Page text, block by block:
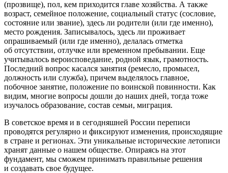
(прозвище), пол, кем приходится главе хозяйства. А также
возраст, семейное положение, социальный статус (сословие,
состояние или звание), здесь ли родители (или где именно),
место рождения. Записывалось, здесь ли проживает
опрашиваемый (или где именно), делалась отметка
об отсутствии, отлучке или временном пребывании. Еще
учитывалось вероисповедание, родной язык, грамотность.
Последний вопрос касался занятия (ремесло, промысел,
должность или служба), причем выделялось главное,
побочное занятие, положение по воинской повинности. Как
видим, многие вопросы дошли до наших дней, тогда тоже
изучалось образование, состав семьи, миграция.
В советское время и в сегодняшней России переписи
проводятся регулярно и фиксируют изменения, происходящие
в стране и регионах. Эти уникальные исторические летописи
хранят данные о нашем обществе. Опираясь на этот
фундамент, мы сможем принимать правильные решения
и создавать свое будущее.